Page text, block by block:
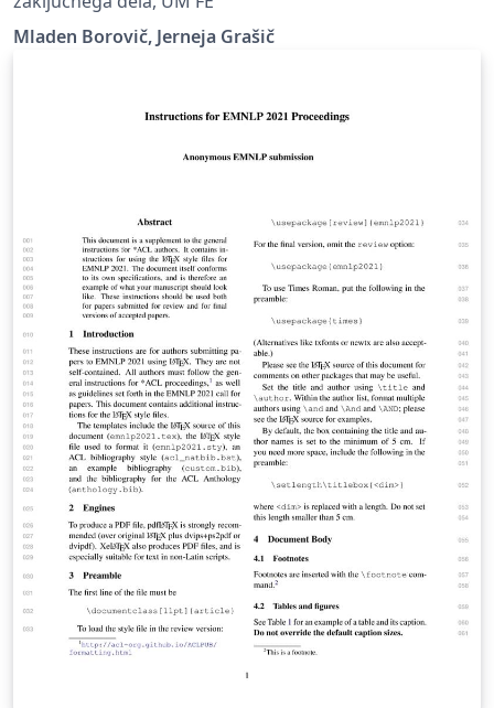
Mladen Borovič, Jerneja Grašič